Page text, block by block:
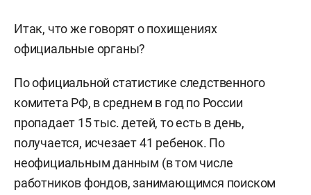
Итак, что же говорят о похищениях
официальные органы?
По официальной статистике следственного
комитета РФ, в среднем в год по России
пропадает 15 тыс. детей, то есть в день,
получается, исчезает 41 ребенок. По
неофициальным данным (в том числе
работников фондов, занимающимся поиском